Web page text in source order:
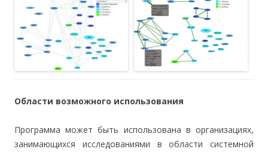
Области возможного использования
Программа может быть использована в организациях,
занимающихся исследованиями в области системной